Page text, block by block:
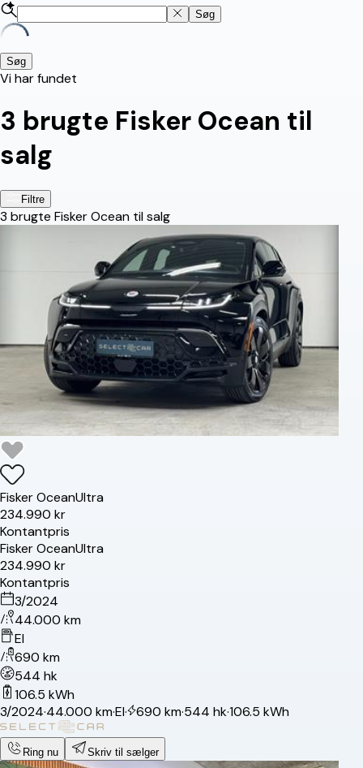
Søg
Søg
Vi har fundet
3 brugte Fisker Ocean til
salg
Filtre
3 brugte Fisker Ocean til salg
FiskerOceanUltra
234.990 kr
Kontantpris
FiskerOceanUltra
234.990 kr
Kontantpris
3/2024
44.000 km
El
690 km
544 hk
106.5 kWh
3/2024·44.000 km·El· 690 km·544 hk·106.5 kWh
Ring nu Skriv til sælger